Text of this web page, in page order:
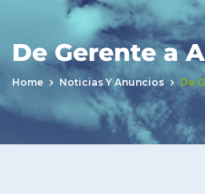
De Gerente a
Home Noticias Y Anuncios De